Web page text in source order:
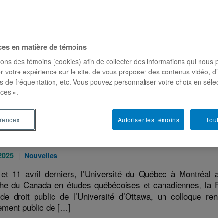
texte d’opinion, Stéphanie Chouinard (Collège militaire
contemporains liés à la défense du français au Canada,
Unis. Voici un extrait : « Depuis le retour de Donald
sur les deux journées du colloque
Catégories
Nouvelles
11 avril derniers, l’Université du Québec à
du Canada en études québécoises et canadiennes, la
droit public de l’Université d’Ottawa, un colloque
public de […]
en matière de témoins
des témoins (cookies) afin de collecter des informations qui nous
votre expérience sur le site, de vous proposer des contenus vidéo,
de fréquentation, etc. Vous pouvez personnaliser votre choix en
».
Autoriser les témoins